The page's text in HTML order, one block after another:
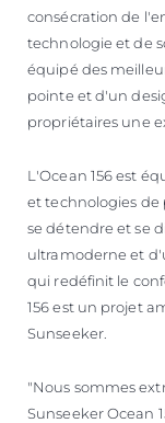
consécration de
technologie et de
équipé des
pointe et d'un
propriétaires une
L'Ocean 156 est
et technologies de
se détendre et se
ultramoderne et
qui redéfinit le
156 est un projet
Sunseeker.
"Nous sommes
Sunseeker Ocean